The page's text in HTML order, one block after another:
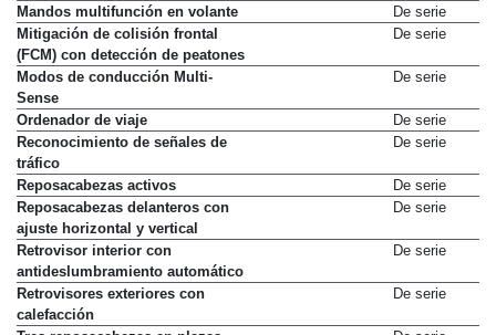
Mandos multifunción en volante
De serie
Mitigación de colisión frontal
(FCM) con detección de peatones
De serie
Modos de conducción Multi-
Sense
De serie
Ordenador de viaje
De serie
Reconocimiento de señales de
tráfico
De serie
Reposacabezas activos
De serie
Reposacabezas delanteros con
ajuste horizontal y vertical
De serie
Retrovisor interior con
antideslumbramiento automático
De serie
Retrovisores exteriores con
calefacción
De serie